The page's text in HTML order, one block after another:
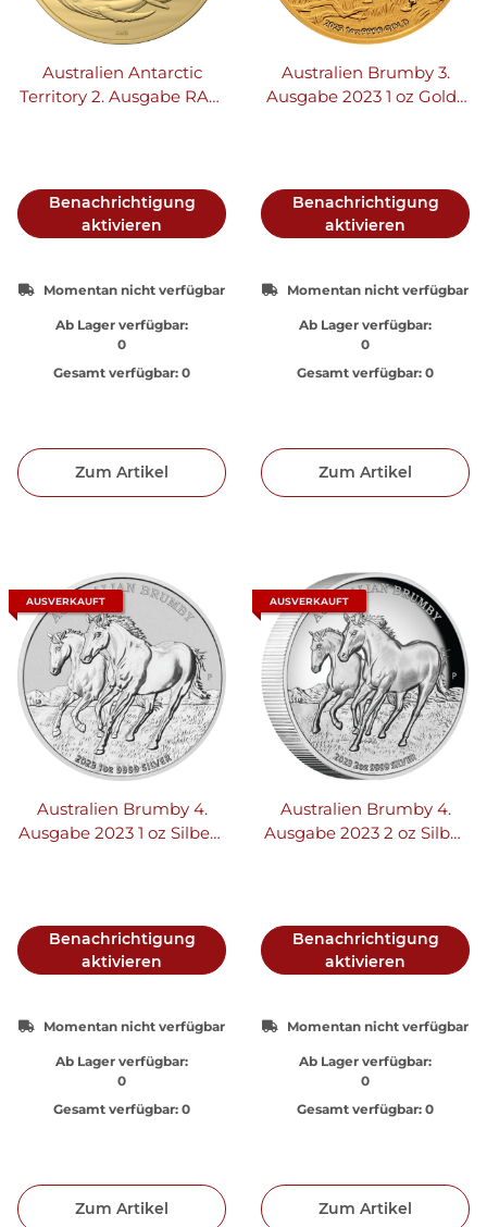
Australien Antarctic
Territory 2. Ausgabe RAM
Benachrichtigung
aktivieren
Momentan nicht verfügbar
Ab Lager verfügbar:
0
Gesamt verfügbar: 0
Zum Artikel
Australien Brumby 3.
Ausgabe 2023 1 oz Gold |
Benachrichtigung
aktivieren
Momentan nicht verfügbar
Ab Lager verfügbar:
0
Gesamt verfügbar: 0
Zum Artikel
AUSVERKAUFT
Australien Brumby 4.
Ausgabe 2023 1 oz Silber |
Benachrichtigung
aktivieren
Momentan nicht verfügbar
Ab Lager verfügbar:
0
Gesamt verfügbar: 0
Zum Artikel
AUSVERKAUFT
Australien Brumby 4.
Ausgabe 2023 2 oz Silber
Benachrichtigung
aktivieren
Momentan nicht verfügbar
Ab Lager verfügbar:
0
Gesamt verfügbar: 0
Zum Artikel